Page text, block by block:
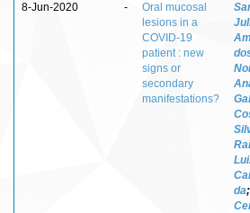
8-Jun-2020 -
Oral mucosal
lesions in a
COVID-19
patient : new
signs or
secondary
manifestations?
da;